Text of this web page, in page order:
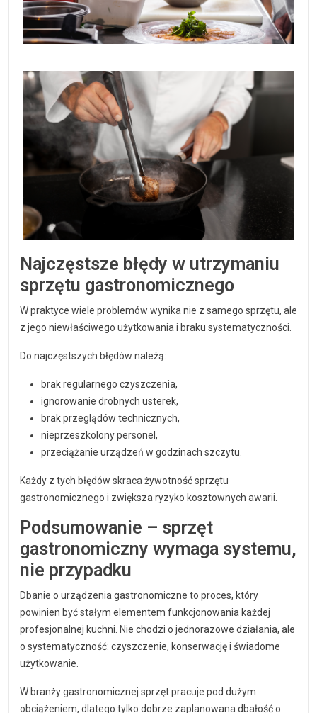
Najczęstsze błędy w utrzymaniu
sprzętu gastronomicznego
W praktyce wiele problemów wynika nie z samego sprzętu, ale
z jego niewłaściwego użytkowania i braku systematyczności.
Do najczęstszych błędów należą:
brak regularnego czyszczenia,
ignorowanie drobnych usterek,
brak przeglądów technicznych,
nieprzeszkolony personel,
przeciążanie urządzeń w godzinach szczytu.
Każdy z tych błędów skraca żywotność sprzętu
gastronomicznego i zwiększa ryzyko kosztownych awarii.
Podsumowanie – sprzęt
gastronomiczny wymaga systemu,
nie przypadku
Dbanie o urządzenia gastronomiczne to proces, który
powinien być stałym elementem funkcjonowania każdej
profesjonalnej kuchni. Nie chodzi o jednorazowe działania, ale
o systematyczność: czyszczenie, konserwację i świadome
użytkowanie.
W branży gastronomicznej sprzęt pracuje pod dużym
obciążeniem, dlatego tylko dobrze zaplanowana dbałość o